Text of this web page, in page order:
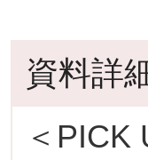
資料詳
＜PICK